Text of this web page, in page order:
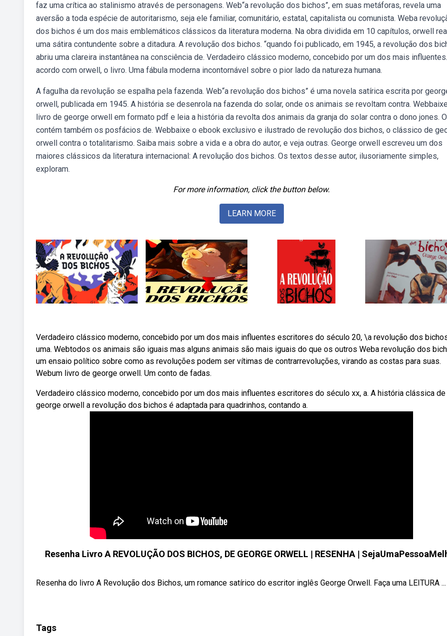
faz uma crítica ao stalinismo através de personagens. Web“a revolução dos bichos”, em suas metáforas, revela uma
aversão a toda espécie de autoritarismo, seja ele familiar, comunitário, estatal, capitalista ou comunista. Weba
dos bichos é um dos mais emblemáticos clássicos da literatura moderna. Na obra dividida em 10 capítulos, orwell
uma sátira contundente sobre a ditadura. A revolução dos bichos. “quando foi publicado, em 1945, a revolução dos
abriu uma clareira instantânea na consciência de. Verdadeiro clássico moderno, concebido por um dos mais
acordo com orwell, o livro. Uma fábula moderna incontornável sobre o pior lado da natureza humana.
A fagulha da revolução se espalha pela fazenda. Web“a revolução dos bichos” é uma novela satírica escrita por
orwell, publicada em 1945. A história se desenrola na fazenda do solar, onde os animais se revoltam contra.
livro de george orwell em formato pdf e leia a história da revolta dos animais da granja do solar contra o dono jones.
contém também os posfácios de. Webbaixe o ebook exclusivo e ilustrado de revolução dos bichos, o clássico de
orwell contra o totalitarismo. Saiba mais sobre a vida e a obra do autor, e veja outras. George orwell escreveu um dos
maiores clássicos da literatura internacional: A revolução dos bichos. Os textos desse autor, ilusoriamente simples,
exploram.
For more information, click the button below.
LEARN MORE
Verdadeiro clássico moderno, concebido por um dos mais influentes escritores do século 20, \a revolução dos
uma. Webtodos os animais são iguais mas alguns animais são mais iguais do que os outros Weba revolução dos
um ensaio político sobre como as revoluções podem ser vítimas de contrarrevoluções, virando as costas para suas.
Webum livro de george orwell. Um conto de fadas.
Verdadeiro clássico moderno, concebido por um dos mais influentes escritores do século xx, a. A história clássica de
george orwell a revolução dos bichos é adaptada para quadrinhos, contando a.
Resenha Livro A REVOLUÇÃO DOS BICHOS, DE GEORGE ORWELL | RESENHA |
Resenha do livro A Revolução dos Bichos, um romance satírico do escritor inglês George Orwell. Faça uma LEITURA ...
Tags